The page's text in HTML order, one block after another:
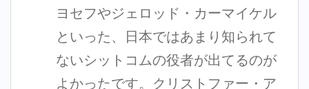
ヨセフやジェロッド・カーマイケル
といった、日本ではあまり知られて
ないシットコムの役者が出てるのが
よかったです。クリストファー・ア